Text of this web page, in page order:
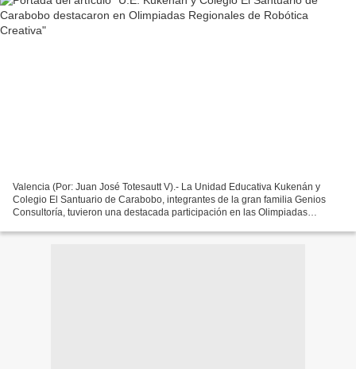
Valencia (Por: Juan José Totesautt V).- La Unidad Educativa Kukenán y
Colegio El Santuario de Carabobo, integrantes de la gran familia Genios
Consultoría, tuvieron una destacada participación en las Olimpiadas